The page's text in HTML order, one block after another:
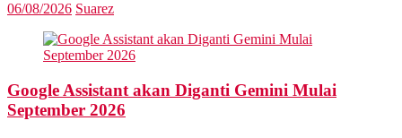
06/08/2026 Suarez
Google Assistant akan Diganti Gemini Mulai
September 2026